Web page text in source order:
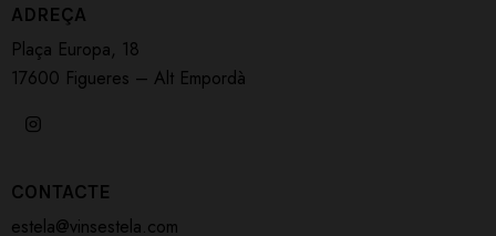
ADREÇA
Plaça Europa, 18
17600 Figueres – Alt Empordà
CONTACTE
estela@vinsestela.com